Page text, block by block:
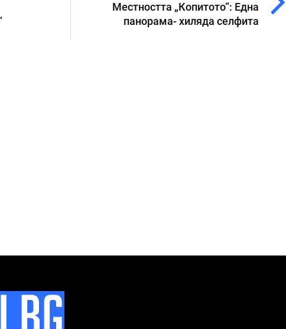
Местността „Копитото“: Една
панорама- хиляда селфита